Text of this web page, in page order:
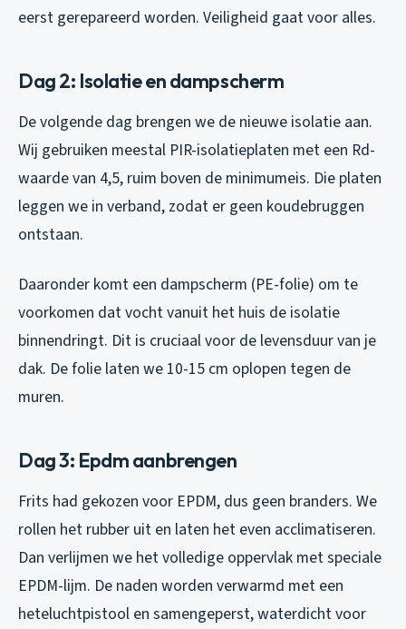
eerst gerepareerd worden. Veiligheid gaat voor alles.
Dag 2: Isolatie en dampscherm
De volgende dag brengen we de nieuwe isolatie aan.
Wij gebruiken meestal PIR-isolatieplaten met een Rd-
waarde van 4,5, ruim boven de minimumeis. Die platen
leggen we in verband, zodat er geen koudebruggen
ontstaan.
Daaronder komt een dampscherm (PE-folie) om te
voorkomen dat vocht vanuit het huis de isolatie
binnendringt. Dit is cruciaal voor de levensduur van je
dak. De folie laten we 10-15 cm oplopen tegen de
muren.
Dag 3: Epdm aanbrengen
Frits had gekozen voor EPDM, dus geen branders. We
rollen het rubber uit en laten het even acclimatiseren.
Dan verlijmen we het volledige oppervlak met speciale
EPDM-lijm. De naden worden verwarmd met een
heteluchtpistool en samengeperst, waterdicht voor